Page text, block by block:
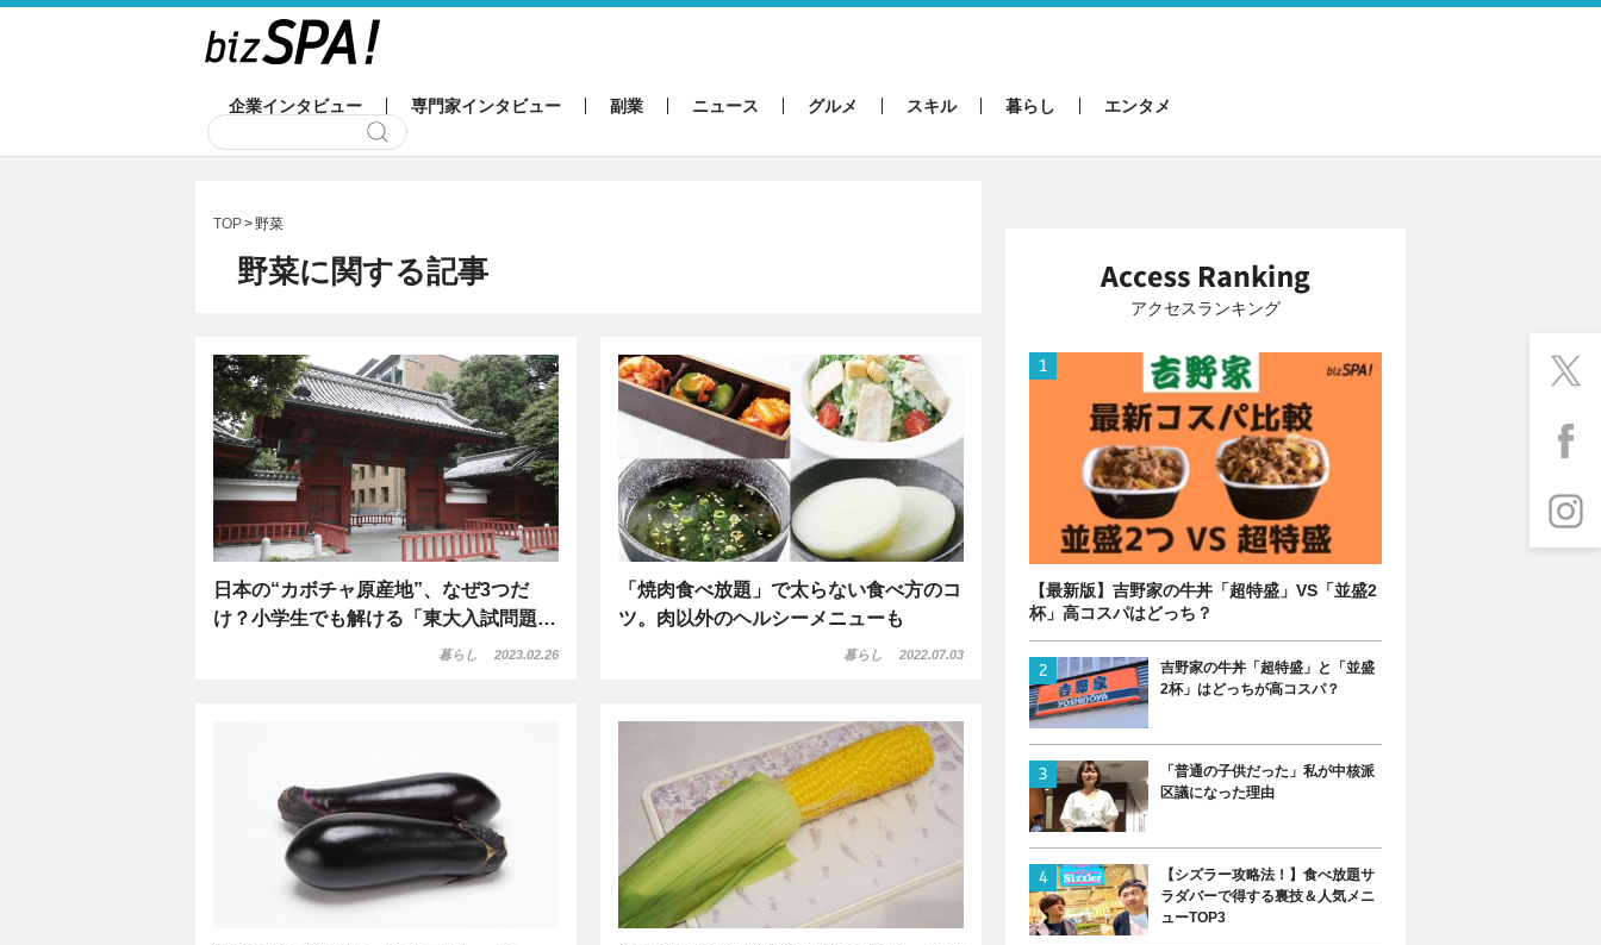
企業インタビュー 専門家インタビュー 副業 ニュース グルメ スキル 暮らし エンタメ
TOP 野菜
野菜に関する記事
日本の“カボチャ原産地”、なぜ3つだ
け？小学生でも解ける「東大入試問題…
暮らし 2023.02.26
「焼肉食べ放題」で太らない食べ方のコ
ツ。肉以外のヘルシーメニューも
暮らし 2022.07.03
アクセスランキング
【最新版】吉野家の牛丼「超特盛」VS「並盛2
杯」高コスパはどっち？
吉野家の牛丼「超特盛」と「並盛
2杯」はどっちが高コスパ？
「普通の子供だった」私が中核派
区議になった理由
【シズラー攻略法！】食べ放題サ
ラダバーで得する裏技＆人気メニ
ューTOP3